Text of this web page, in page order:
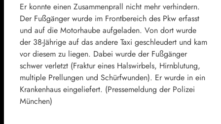
Er konnte einen Zusammenprall nicht mehr verhindern.
Der Fußgänger wurde im Frontbereich des Pkw erfasst
und auf die Motorhaube aufgeladen. Von dort wurde
der 38-Jährige auf das andere Taxi geschleudert und kam
vor diesem zu liegen. Dabei wurde der Fußgänger
schwer verletzt (Fraktur eines Halswirbels, Hirnblutung,
multiple Prellungen und Schürfwunden). Er wurde in ein
Krankenhaus eingeliefert. (Pressemeldung der Polizei
München)